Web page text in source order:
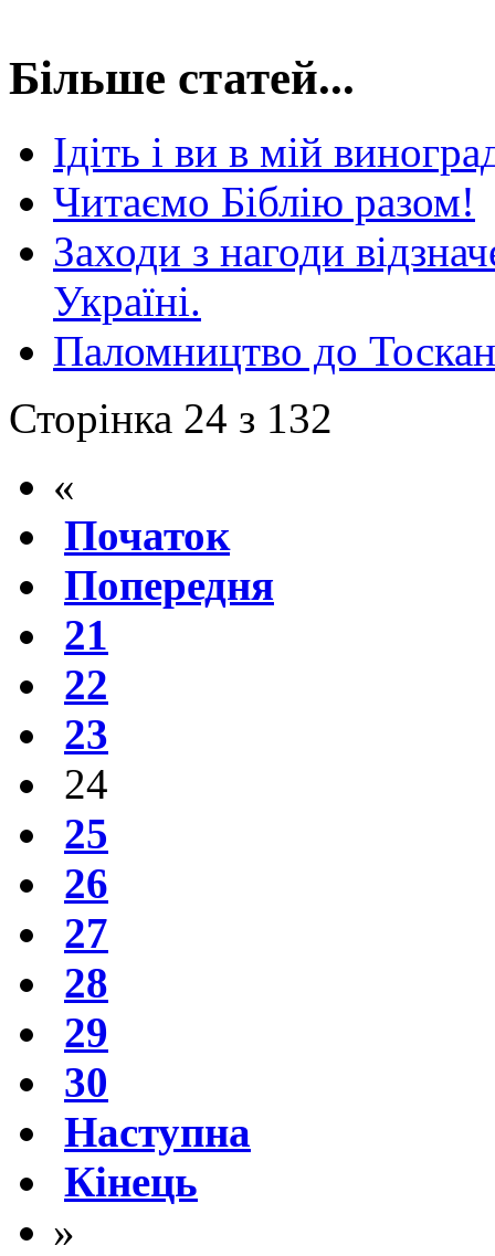
Більше статей...
Ідіть і ви в мій
Читаємо Біблію разом!
Заходи з нагоди
Україні.
Паломництво до
Сторінка 24 з 132
«
Початок
Попередня
21
22
23
24
25
26
27
28
29
30
Наступна
Кінець
»